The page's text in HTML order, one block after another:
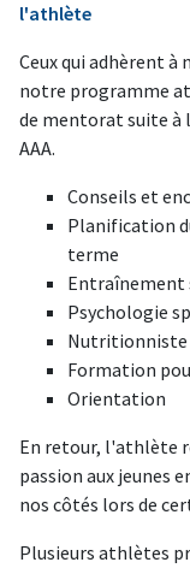
l'athlète
Ceux qui adhèrent
notre programme
de mentorat suite à
AAA.
Conseils et
Planification
terme
Entraînement
Psychologie
Nutritionniste
Formation
Orientation
En retour, l'athlète
passion aux jeunes
nos côtés lors de
Plusieurs athlètes